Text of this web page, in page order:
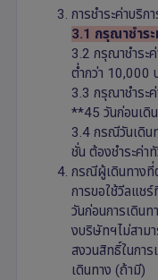
การชำระค่าบริกา
3.1 กรุณาชำร
3.2 กรุณาชำระ
ต่ำกว่า 10,000
3.3 กรุณาชำระ
**45 วันก่อนเดิ
3.4 กรณีวันเดิน
ชั่น ต้องชำระค่า
กรณีผู้เดินทางที่
การขอใช้วีลแช
วันก่อนการเดิน
งบริษัทฯไม่สาม
สงวนสิทธิ์ในกา
เดินทาง (ถ้ามี)